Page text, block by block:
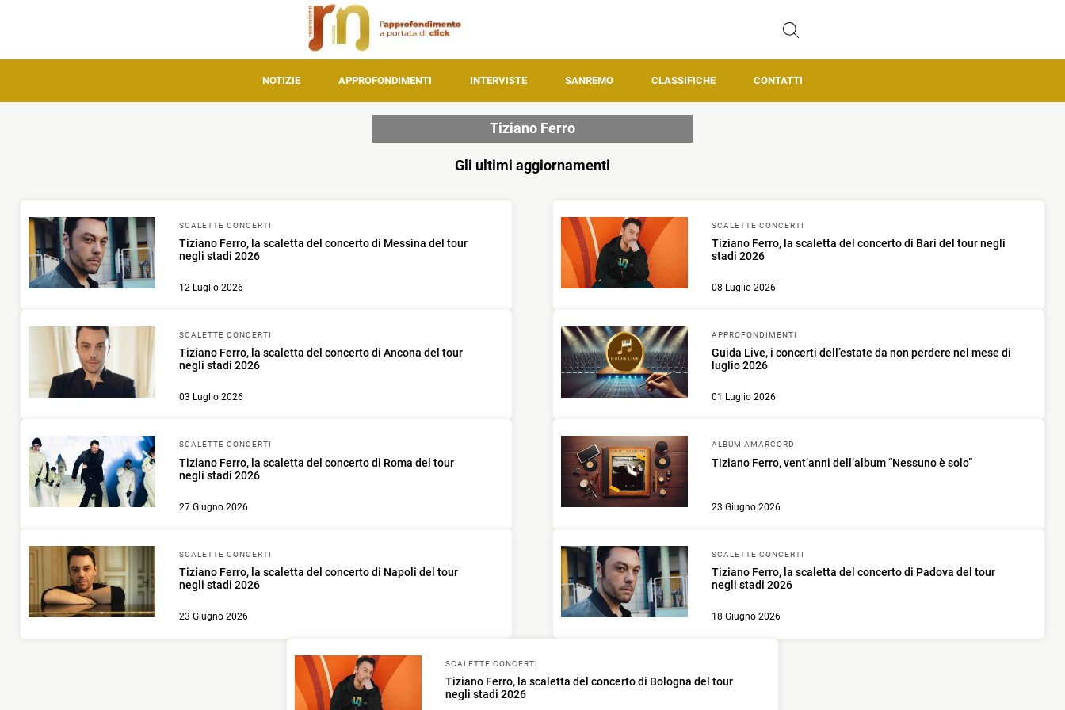
NOTIZIE APPROFONDIMENTI INTERVISTE SANREMO CLASSIFICHE CONTATTI
Tiziano Ferro
Gli ultimi aggiornamenti
SCALETTE CONCERTI
Tiziano Ferro, la scaletta del concerto di Messina del tour
negli stadi 2026
12 Luglio 2026
SCALETTE CONCERTI
Tiziano Ferro, la scaletta del concerto di Bari del tour negli
stadi 2026
08 Luglio 2026
SCALETTE CONCERTI
Tiziano Ferro, la scaletta del concerto di Ancona del tour
negli stadi 2026
03 Luglio 2026
APPROFONDIMENTI
Guida Live, i concerti dell’estate da non perdere nel mese di
luglio 2026
01 Luglio 2026
SCALETTE CONCERTI
Tiziano Ferro, la scaletta del concerto di Roma del tour
negli stadi 2026
27 Giugno 2026
ALBUM AMARCORD
Tiziano Ferro, vent’anni dell’album “Nessuno è solo”
23 Giugno 2026
SCALETTE CONCERTI
Tiziano Ferro, la scaletta del concerto di Napoli del tour
negli stadi 2026
23 Giugno 2026
SCALETTE CONCERTI
Tiziano Ferro, la scaletta del concerto di Padova del tour
negli stadi 2026
18 Giugno 2026
SCALETTE CONCERTI
Tiziano Ferro, la scaletta del concerto di Bologna del tour
negli stadi 2026